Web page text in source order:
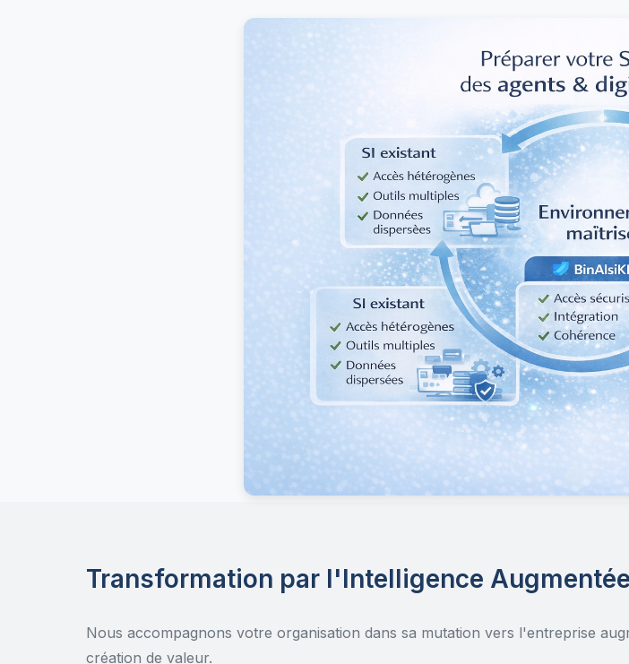
Transformation par l'Intelligence Augmentée
Nous accompagnons votre organisation dans sa mutation vers l'entreprise
création de valeur.